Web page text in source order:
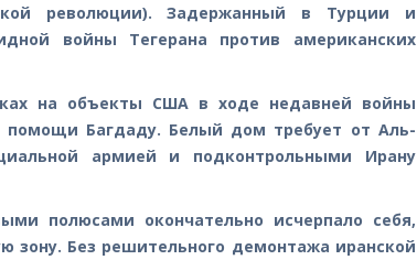
революции). Задержанный в Турции и
войны Тегерана против американских
на объекты США в ходе недавней войны
помощи Багдаду. Белый дом требует от Аль-
армией и подконтрольными Ирану
полюсами окончательно исчерпало себя,
зону. Без решительного демонтажа иранской